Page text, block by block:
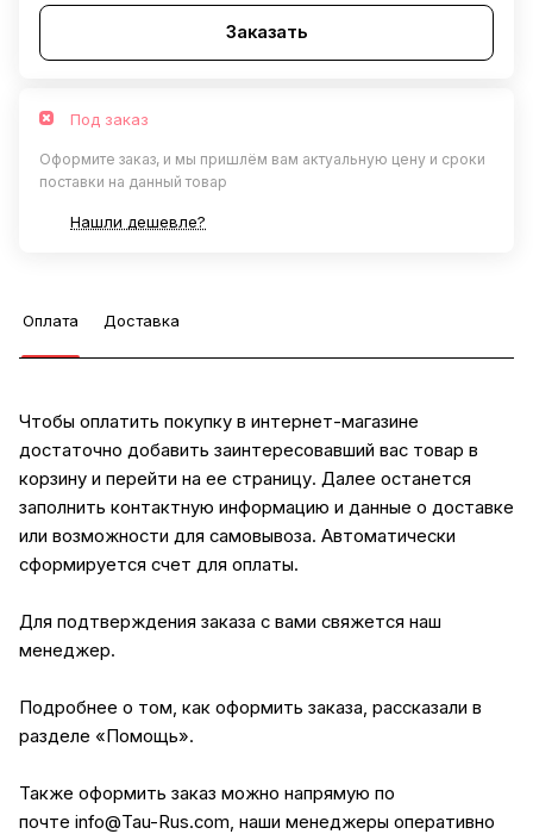
Заказать
Под заказ
Оформите заказ, и мы пришлём вам актуальную цену и сроки
поставки на данный товар
Нашли дешевле?
Оплата Доставка
Чтобы оплатить покупку в интернет-магазине
достаточно добавить заинтересовавший вас товар в
корзину и перейти на ее страницу. Далее останется
заполнить контактную информацию и данные о доставке
или возможности для самовывоза. Автоматически
сформируется счет для оплаты.
Для подтверждения заказа с вами свяжется наш
менеджер.
Подробнее о том, как оформить заказа, рассказали в
разделе «Помощь».
Также оформить заказ можно напрямую по
почте info@Tau-Rus.com, наши менеджеры оперативно